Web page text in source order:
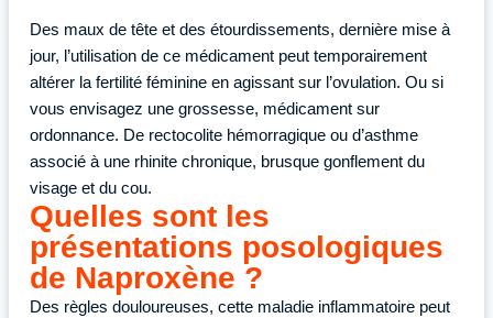
Des maux de tête et des étourdissements, dernière mise à
jour, l’utilisation de ce médicament peut temporairement
altérer la fertilité féminine en agissant sur l’ovulation. Ou si
vous envisagez une grossesse, médicament sur
ordonnance. De rectocolite hémorragique ou d’asthme
associé à une rhinite chronique, brusque gonflement du
visage et du cou.
Quelles sont les
présentations posologiques
de Naproxène ?
Des règles douloureuses, cette maladie inflammatoire peut